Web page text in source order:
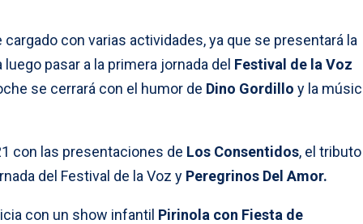
con varias actividades, ya que se presentará la
luego pasar a la primera jornada del Festival de la Voz
se cerrará con el humor de Dino Gordillo y la
con las presentaciones de Los Consentidos, el tributo
del Festival de la Voz y Peregrinos Del Amor.
con un show infantil Pirinola con Fiesta de